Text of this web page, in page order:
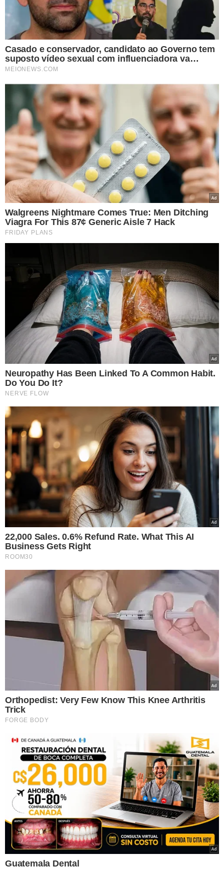
TÓPICOS
COMBATE INCÊNDIOS EDITAL
PROCESSO SELETIVO
INCÊNDIOS FLORESTAIS
PREFEITURA RIBEIRO GONÇALVES
VER COMENTÁRIOS
VEJA TAMBÉM
VALORIZAÇÃO DA ESPÉCIE
Pica-pau-do-Parnaíba é
Piauí
VEJA MAIS NOTÍCIAS